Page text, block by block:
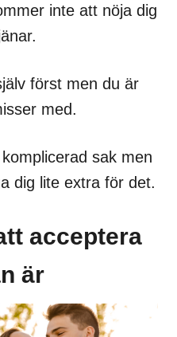
inte att nöja dig
först men du är
med.
sak men
dig lite extra för det.
acceptera
är